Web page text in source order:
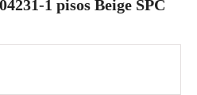
1 pisos Beige SPC